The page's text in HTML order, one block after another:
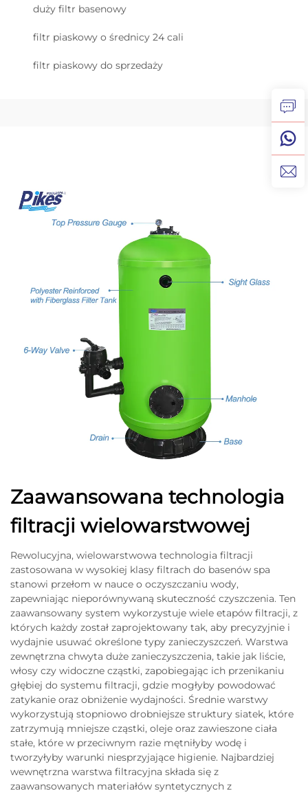
duży filtr basenowy
filtr piaskowy o średnicy 24 cali
filtr piaskowy do sprzedaży
Zaawansowana technologia
filtracji wielowarstwowej
Rewolucyjna, wielowarstwowa technologia filtracji
zastosowana w wysokiej klasy filtrach do basenów spa
stanowi przełom w nauce o oczyszczaniu wody,
zapewniając nieporównywaną skuteczność czyszczenia. Ten
zaawansowany system wykorzystuje wiele etapów filtracji, z
których każdy został zaprojektowany tak, aby precyzyjnie i
wydajnie usuwać określone typy zanieczyszczeń. Warstwa
zewnętrzna chwyta duże zanieczyszczenia, takie jak liście,
włosy czy widoczne cząstki, zapobiegając ich przenikaniu
głębiej do systemu filtracji, gdzie mogłyby powodować
zatykanie oraz obniżenie wydajności. Średnie warstwy
wykorzystują stopniowo drobniejsze struktury siatek, które
zatrzymują mniejsze cząstki, oleje oraz zawieszone ciała
stałe, które w przeciwnym razie mętniłyby wodę i
tworzyłyby warunki niesprzyjające higienie. Najbardziej
wewnętrzna warstwa filtracyjna składa się z
zaawansowanych materiałów syntetycznych z